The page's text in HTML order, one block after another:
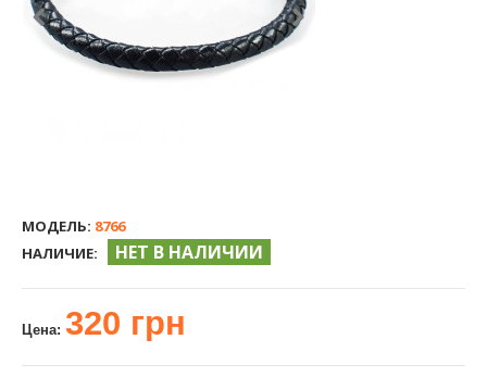
МОДЕЛЬ: 8766
НАЛИЧИЕ:
НЕТ В НАЛИЧИИ
Цена: 320 грн